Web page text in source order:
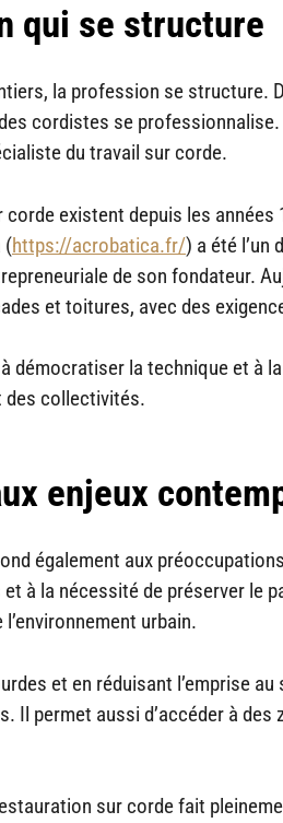
qui se structure
la profession se
cordistes se
du travail sur corde.
existent depuis les années
(https://acrobatica.fr/) a été l’un
de son fondateur.
et toitures, avec des
démocratiser la technique et à
des collectivités.
enjeux
également aux
à la nécessité de préserver le
urbain.
et en réduisant l’emprise
Il permet aussi d’accéder à
sur corde fait